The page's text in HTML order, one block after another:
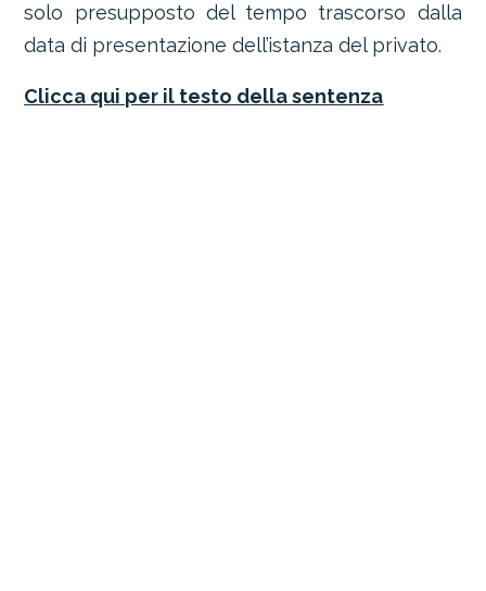
solo presupposto del tempo trascorso dalla
data di presentazione dell’istanza del privato.
Clicca qui per il testo della sentenza